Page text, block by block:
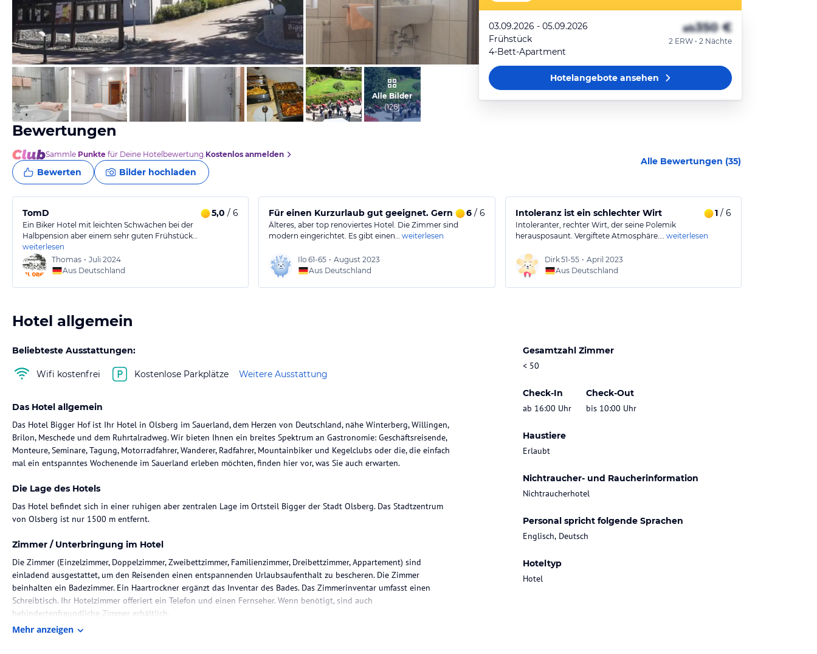
vom Hotelier, August 2016 vom Hotelier, Februar 2017
Alle Bilder
(126)
03.09.2026 - 05.09.2026
Frühstück
4-Bett-Apartment
ab350 €
2 ERW • 2 Nächte
Hotelangeboteansehen
Bewertungen
Sammle Punkte für Deine Hotelbewertung.Kostenlos anmelden
Bewerten Bilder hochladen
Alle Bewertungen (35)
TomD 5,0 / 6
Ein Biker Hotel mit leichten Schwächen bei der
Halbpension aber einem sehr guten Frühstück…
weiterlesen
Thomas • Juli 2024
Aus Deutschland
Für einen Kurzurlaub gut geeignet. Gern wieder
6/ 6
Älteres, aber top renoviertes Hotel. Die Zimmer sind
modern eingerichtet. Es gibt einen… weiterlesen
Ilo 61-65 • August 2023
Aus Deutschland
Intoleranz ist ein schlechter Wirt 1/ 6
Intoleranter, rechter Wirt, der seine Polemik
herausposaunt. Vergiftete Atmosphäre.… weiterlesen
Dirk51-55 • April 2023
Aus Deutschland
Hotel allgemein
Beliebteste Ausstattungen:
Wifi kostenfrei Kostenlose Parkplätze Weitere Ausstattung
Gesamtzahl Zimmer
< 50
Check-In
ab 16:00 Uhr
Check-Out
bis 10:00 Uhr
Haustiere
Erlaubt
Nichtraucher- und Raucherinformation
Nichtraucherhotel
Personal spricht folgende Sprachen
Englisch, Deutsch
Hoteltyp
Hotel
Das Hotel allgemein
Das Hotel Bigger Hof ist Ihr Hotel in Olsberg im Sauerland, dem Herzen von Deutschland, nähe Winterberg, Willingen,
Brilon, Meschede und dem Ruhrtalradweg. Wir bieten Ihnen ein breites Spektrum an Gastronomie: Geschäftsreisende,
Monteure, Seminare, Tagung, Motorradfahrer, Wanderer, Radfahrer, Mountainbiker und Kegelclubs oder die, die einfach
mal ein entspanntes Wochenende im Sauerland erleben möchten, finden hier vor, was Sie auch erwarten.
Die Lage des Hotels
Das Hotel befindet sich in einer ruhigen aber zentralen Lage im Ortsteil Bigger der Stadt Olsberg. Das Stadtzentrum
von Olsberg ist nur 1500 m entfernt.
Zimmer / Unterbringung im Hotel
Die Zimmer (Einzelzimmer, Doppelzimmer, Zweibettzimmer, Familienzimmer, Dreibettzimmer, Appartement) sind
einladend ausgestattet, um den Reisenden einen entspannenden Urlaubsaufenthalt zu bescheren. Die Zimmer
beinhalten ein Badezimmer. Ein Haartrockner ergänzt das Inventar des Bades. Das Zimmerinventar umfasst einen
Schreibtisch. Ihr Hotelzimmer offeriert ein Telefon und einen Fernseher. Wenn benötigt, sind auch
behindertenfreundliche Zimmer erhältlich.
Mehr anzeigen